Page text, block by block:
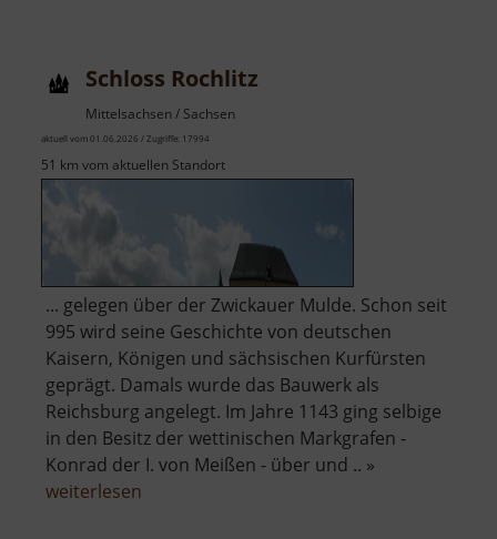
Schloss Rochlitz
Mittelsachsen / Sachsen
aktuell vom 01.06.2026 / Zugriffe: 17994
51 km vom aktuellen Standort
... gelegen über der Zwickauer Mulde. Schon seit
995 wird seine Geschichte von deutschen
Kaisern, Königen und sächsischen Kurfürsten
geprägt. Damals wurde das Bauwerk als
Reichsburg angelegt. Im Jahre 1143 ging selbige
in den Besitz der wettinischen Markgrafen -
Konrad der I. von Meißen - über und .. »
weiterlesen